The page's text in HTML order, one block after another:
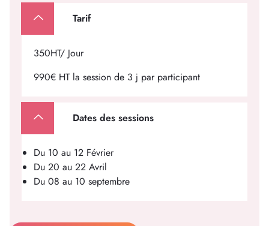
Tarif
350HT/ Jour
990€ HT la session de 3 j par participant
Dates des sessions
Du 10 au 12 Février
Du 20 au 22 Avril
Du 08 au 10 septembre